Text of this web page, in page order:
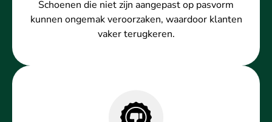
Schoenen die niet zijn aangepast op pasvorm
kunnen ongemak veroorzaken, waardoor klanten
vaker terugkeren.